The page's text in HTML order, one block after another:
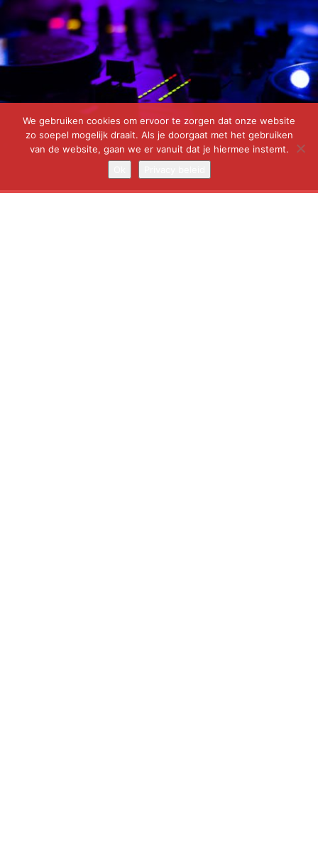
We gebruiken cookies om ervoor te zorgen dat onze website
zo soepel mogelijk draait. Als je doorgaat met het gebruiken
van de website, gaan we er vanuit dat je hiermee instemt.